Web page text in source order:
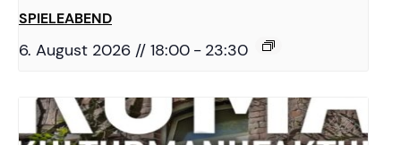
SPIELEABEND
6. August 2026 // 18:00 - 23:30